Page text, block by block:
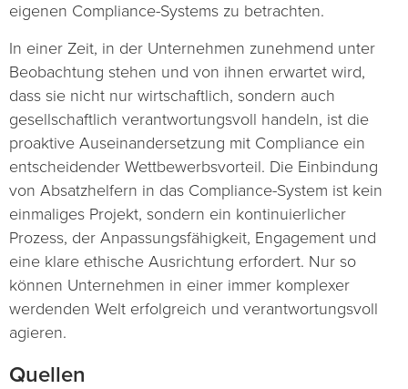
eigenen Compliance-Systems zu betrachten.
In einer Zeit, in der Unternehmen zunehmend unter
Beobachtung stehen und von ihnen erwartet wird,
dass sie nicht nur wirtschaftlich, sondern auch
gesellschaftlich verantwortungsvoll handeln, ist die
proaktive Auseinandersetzung mit Compliance ein
entscheidender Wettbewerbsvorteil. Die Einbindung
von Absatzhelfern in das Compliance-System ist kein
einmaliges Projekt, sondern ein kontinuierlicher
Prozess, der Anpassungsfähigkeit, Engagement und
eine klare ethische Ausrichtung erfordert. Nur so
können Unternehmen in einer immer komplexer
werdenden Welt erfolgreich und verantwortungsvoll
agieren.
Quellen